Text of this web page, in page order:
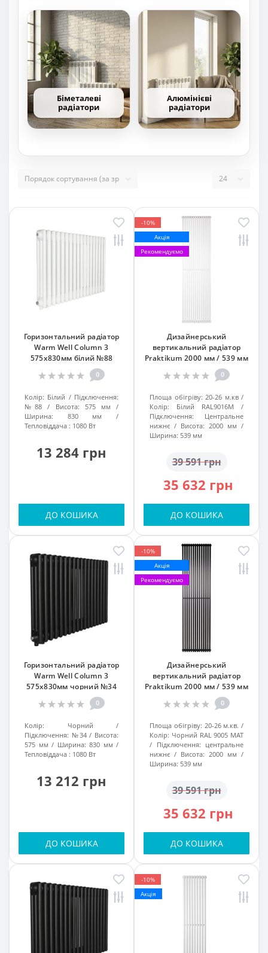
Біметалеві
радіатори
Алюмінієві
радіатори
Горизонтальний радіатор
Warm Well Column 3
575х830мм білий №88
0
Колір: Білий
Підключення:
№88
Висота:
575 мм
Ширина:
830 мм
Тепловіддача : 1080 Вт
13 284 грн
ДО КОШИКА
-10%
Акція
Рекомендуємо
Дизайнерський
вертикальний радіатор
Praktikum 2000 мм / 539 мм
Білий RAL9016М, підк. №99
0
Площа обігріву: 20-26 м.кв
Колір:
Білий RAL9016М
Підключення:
Центральне
нижнє
Висота: 2000 мм
Ширина: 539 мм
39 591 грн
35 632 грн
ДО КОШИКА
Горизонтальний радіатор
Warm Well Column 3
575х830мм чорний №34
0
Колір:
Чорний
Підключення: №34
Висота:
575 мм
Ширина: 830 мм
Тепловіддача : 1080 Вт
13 212 грн
ДО КОШИКА
-10%
Акція
Рекомендуємо
Дизайнерський
вертикальний радіатор
Praktikum 2000 мм / 539 мм
Чорний RAL 9005 MAT, підк.
№99
0
Площа обігріву: 20-26 м.кв.
Колір: Чорний RAL 9005 MAT
Підключення: центральне
нижнє
Висота: 2000 мм
Ширина: 539 мм
39 591 грн
35 632 грн
ДО КОШИКА
-10%
Акція